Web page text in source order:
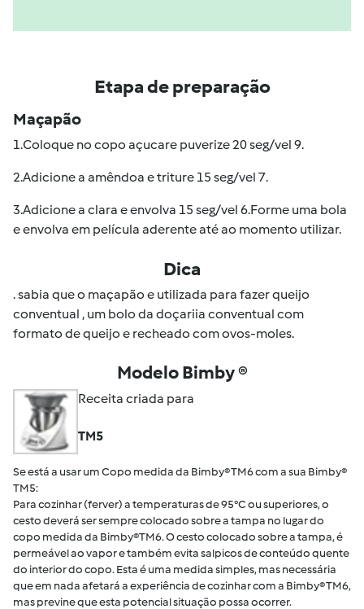
Etapa de preparação
Maçapão
1.Coloque no copo açucare puverize 20 seg/vel 9.
2.Adicione a amêndoa e triture 15 seg/vel 7.
3.Adicione a clara e envolva 15 seg/vel 6.Forme uma bola
e envolva em película aderente até ao momento utilizar.
Dica
. sabia que o maçapão e utilizada para fazer queijo
conventual , um bolo da doçariia conventual com
formato de queijo e recheado com ovos-moles.
Modelo Bimby ®
Receita criada para
TM5
Se está a usar um Copo medida da Bimby® TM6 com a sua Bimby®
TM5:
Para cozinhar (ferver) a temperaturas de 95°C ou superiores, o
cesto deverá ser sempre colocado sobre a tampa no lugar do
copo medida da Bimby®TM6. O cesto colocado sobre a tampa, é
permeável ao vapor e também evita salpicos de conteúdo quente
do interior do copo. Esta é uma medida simples, mas necessária
que em nada afetará a experiência de cozinhar com a Bimby® TM6,
mas previne que esta potencial situação possa ocorrer.